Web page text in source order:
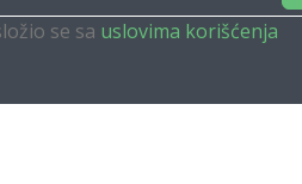
se sa uslovima korišćenja